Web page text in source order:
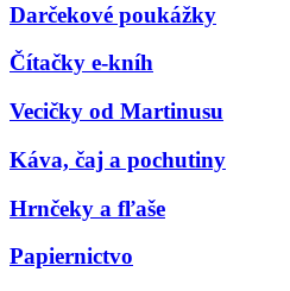
Darčekové poukážky
Čítačky e-kníh
Vecičky od Martinusu
Káva, čaj a pochutiny
Hrnčeky a fľaše
Papiernictvo